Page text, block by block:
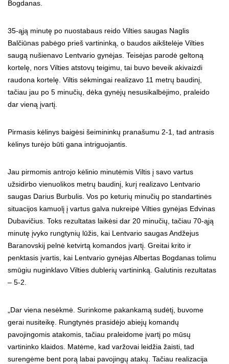
Bogdanas.
35-ąją minutę po nuostabaus reido Vilties saugas Naglis
Balčiūnas pabėgo prieš vartininką, o baudos aikštelėje Vilties
saugą nušienavo Lentvario gynėjas. Teisėjas parodė geltoną
kortelę, nors Vilties atstovų teigimu, tai buvo beveik akivaizdi
raudona kortelę. Viltis sėkmingai realizavo 11 metrų baudinį,
tačiau jau po 5 minučių, dėka gynėjų nesusikalbėjimo, praleido
dar vieną įvartį.
Pirmasis kėlinys baigėsi šeimininkų pranašumu 2-1, tad antrasis
kėlinys turėjo būti gana intriguojantis.
Jau pirmomis antrojo kėlinio minutėmis Viltis į savo vartus
užsidirbo vienuolikos metrų baudinį, kurį realizavo Lentvario
saugas Darius Burbulis. Vos po keturių minučių po standartinės
situacijos kamuolį į vartus galva nukreipė Vilties gynėjas Edvinas
Dubavičius. Toks rezultatas laikėsi dar 20 minučių, tačiau 70-ąją
minutę įvyko rungtynių lūžis, kai Lentvario saugas Andžejus
Baranovskij pelnė ketvirtą komandos įvartį. Greitai krito ir
penktasis įvartis, kai Lentvario gynėjas Albertas Bogdanas tolimu
smūgiu nuginklavo Vilties dublerių vartininką. Galutinis rezultatas
– 5-2.
„Dar viena nesėkmė. Surinkome pakankamą sudėtį, buvome
gerai nusiteikę. Rungtynės prasidėjo abiejų komandų
pavojingomis atakomis, tačiau praleidome įvartį po mūsų
vartininko klaidos. Matėme, kad varžovai leidžia žaisti, tad
surengėme bent porą labai pavojingų atakų. Tačiau realizacija